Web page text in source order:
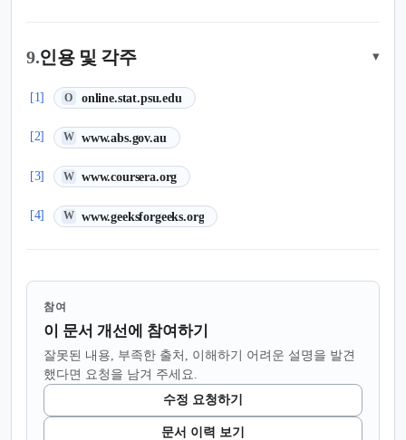
9.인용 및 각주 ▾
[1] O online.stat.psu.edu
(새 탭에서 열림)
[2] W www.abs.gov.au
(새 탭에서 열림)
[3] W www.coursera.org
(새 탭에서 열림)
[4] W www.geeksforgeeks.org
(새 탭에서 열림)
참여
이 문서 개선에 참여하기
잘못된 내용, 부족한 출처, 이해하기 어려운 설명을 발견
했다면 요청을 남겨 주세요.
수정 요청하기
문서 이력 보기